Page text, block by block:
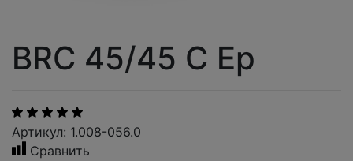
BRC 45/45 C Eр
Артикул: 1.008-056.0
Сравнить